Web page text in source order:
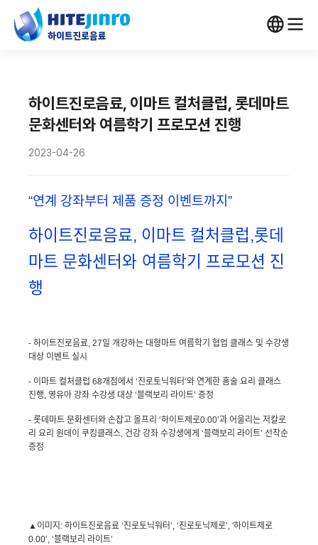
하이트진로음료, 이마트 컬처클럽, 롯데마트
문화센터와 여름학기 프로모션 진행
2023-04-26
“연계 강좌부터 제품 증정 이벤트까지”
하이트진로음료, 이마트 컬처클럽,롯데
마트 문화센터와 여름학기 프로모션 진
행
- 하이트진로음료, 27일 개강하는 대형마트 여름학기 협업 클래스 및 수강생
대상 이벤트 실시
- 이마트 컬처클럽 68개점에서 ‘진로토닉워터’와 연계한 홈술 요리 클래스
진행, 영유아 강좌 수강생 대상 ‘블랙보리 라이트’ 증정
- 롯데마트 문화센터와 손잡고 올프리 ‘하이트제로0.00’과 어울리는 저칼로
리 요리 원데이 쿠킹클래스, 건강 강좌 수강생에게 ‘블랙보리 라이트’ 선착순
증정
▲이미지 : 하이트진로음료 ‘진로토닉워터’, ‘진로토닉제로’, '하이트제로
0.00’, ‘블랙보리 라이트’